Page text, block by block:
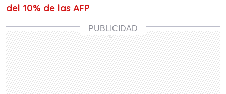
del 10% de las AFP